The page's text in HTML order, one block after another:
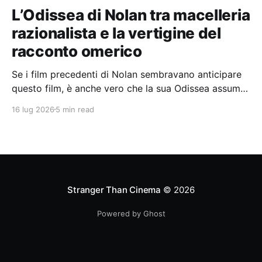
L’Odissea di Nolan tra macelleria
razionalista e la vertigine del
racconto omerico
Se i film precedenti di Nolan sembravano anticipare
questo film, è anche vero che la sua Odissea assume
16 lug 2026 5 min read
Stranger Than Cinema © 2026
Powered by Ghost